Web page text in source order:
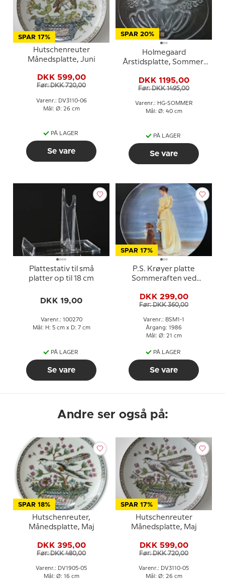
SPAR 17%
Hutschenreuter
Månedsplatte, Juni
DKK 599,00
Før: DKK 720,00
Varenr.: DV3110-06
Mål: Ø: 26 cm
PÅ LAGER
Se vare
SPAR 20%
Holmegaard
Årstidsplatte, Sommer,
DKK 1195,00
Før: DKK 1495,00
Varenr.: HG-SOMMER
Mål: Ø: 40 cm
PÅ LAGER
Se vare
Plattestativ til små
platter op til 18 cm
DKK 19,00
Varenr.: 100270
Mål: H: 5 cm x D: 7 cm
PÅ LAGER
Se vare
SPAR 17%
P.S. Krøyer platte
Sommeraften ved
DKK 299,00
Før: DKK 360,00
Varenr.: BSM1-1
Årgang: 1986
Mål: Ø: 21 cm
PÅ LAGER
Se vare
Andre ser også på:
SPAR 18%
Hutschenreuter,
Månedsplatte, Maj
DKK 395,00
Før: DKK 480,00
Varenr.: DV1905-05
Mål: Ø: 16 cm
SPAR 17%
Hutschenreuter
Månedsplatte, Maj
DKK 599,00
Før: DKK 720,00
Varenr.: DV3110-05
Mål: Ø: 26 cm